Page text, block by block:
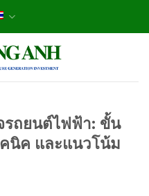
รถยนต์ไฟฟ้า: ขั้น
นิค และแนวโน้ม